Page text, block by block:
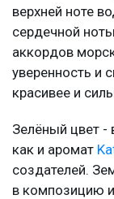
верхней ноте
сердечной
аккордов
уверенность и
красивее и
Зелёный цвет -
как и аромат
создателей.
в композицию